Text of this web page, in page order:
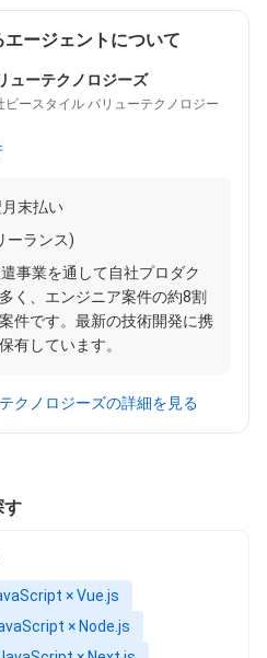
ージェントについて
ューテクノロジーズ
ビースタイル バリューテクノロジー
末払い
ーランス)
事業を通して自社プロダク
く、エンジニア案件の約8割
件です。最新の技術開発に携
有しています。
クノロジーズの詳細を見る
す
× Vue.js
× Node.js